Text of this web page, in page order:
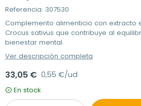
Referencia: 307530
Complemento alimenticio con extracto
Crocus sativus que contribuye al
bienestar mental.
Ver descripción completa
33,05 € 0,55 €/ud
En stock